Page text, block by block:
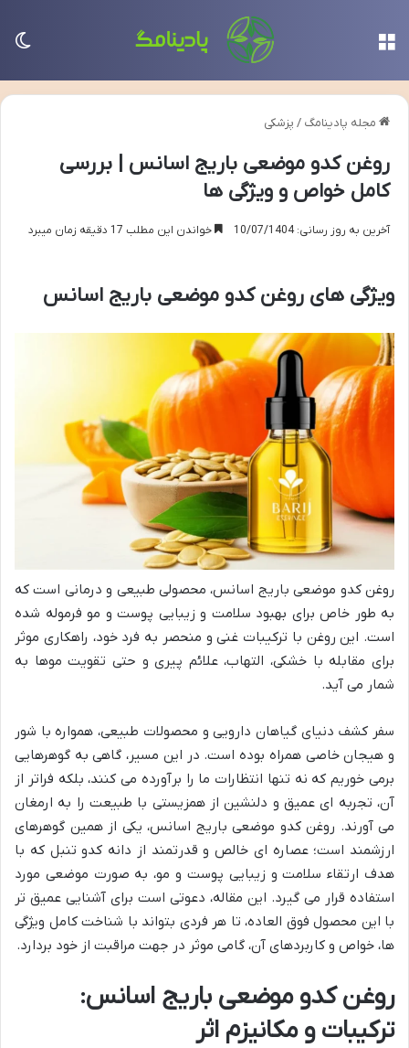
مجله پادینامگ / پزشکی
روغن کدو موضعی باریج اسانس | بررسی
کامل خواص و ویژگی ها
آخرین به روز رسانی: 10/07/1404 خواندن این مطلب 17 دقیقه زمان میبرد
ویژگی های روغن کدو موضعی باریج اسانس
روغن کدو موضعی باریج اسانس، محصولی طبیعی و درمانی است که
به طور خاص برای بهبود سلامت و زیبایی پوست و مو فرموله شده
است. این روغن با ترکیبات غنی و منحصر به فرد خود، راهکاری موثر
برای مقابله با خشکی، التهاب، علائم پیری و حتی تقویت موها به
شمار می آید.
سفر کشف دنیای گیاهان دارویی و محصولات طبیعی، همواره با شور
و هیجان خاصی همراه بوده است. در این مسیر، گاهی به گوهرهایی
برمی خوریم که نه تنها انتظارات ما را برآورده می کنند، بلکه فراتر از
آن، تجربه ای عمیق و دلنشین از همزیستی با طبیعت را به ارمغان
می آورند. روغن کدو موضعی باریج اسانس، یکی از همین گوهرهای
ارزشمند است؛ عصاره ای خالص و قدرتمند از دانه کدو تنبل که با
هدف ارتقاء سلامت و زیبایی پوست و مو، به صورت موضعی مورد
استفاده قرار می گیرد. این مقاله، دعوتی است برای آشنایی عمیق تر
با این محصول فوق العاده، تا هر فردی بتواند با شناخت کامل ویژگی
ها، خواص و کاربردهای آن، گامی موثر در جهت مراقبت از خود بردارد.
روغن کدو موضعی باریج اسانس:
ترکیبات و مکانیزم اثر